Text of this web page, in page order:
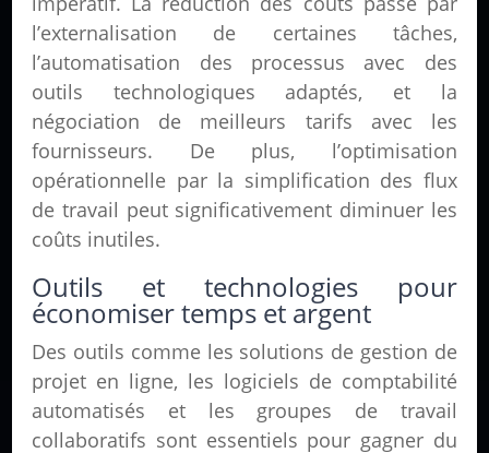
l’externalisation de certaines tâches,
l’automatisation des processus avec des
outils technologiques adaptés, et la
négociation de meilleurs tarifs avec les
fournisseurs. De plus, l’optimisation
opérationnelle par la simplification des flux
de travail peut significativement diminuer les
coûts inutiles.
Outils et technologies pour
économiser temps et argent
Des outils comme les solutions de gestion de
projet en ligne, les logiciels de comptabilité
automatisés et les groupes de travail
collaboratifs sont essentiels pour gagner du